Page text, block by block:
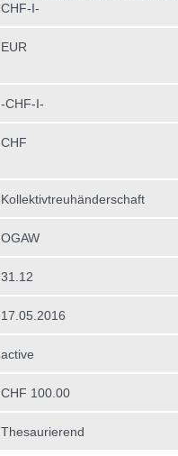
CHF-I-
EUR
-CHF-I-
CHF
Kollektivtreuhän­derschaft
OGAW
31.12
17.05.2016
active
CHF 100.00
Thesaurierend